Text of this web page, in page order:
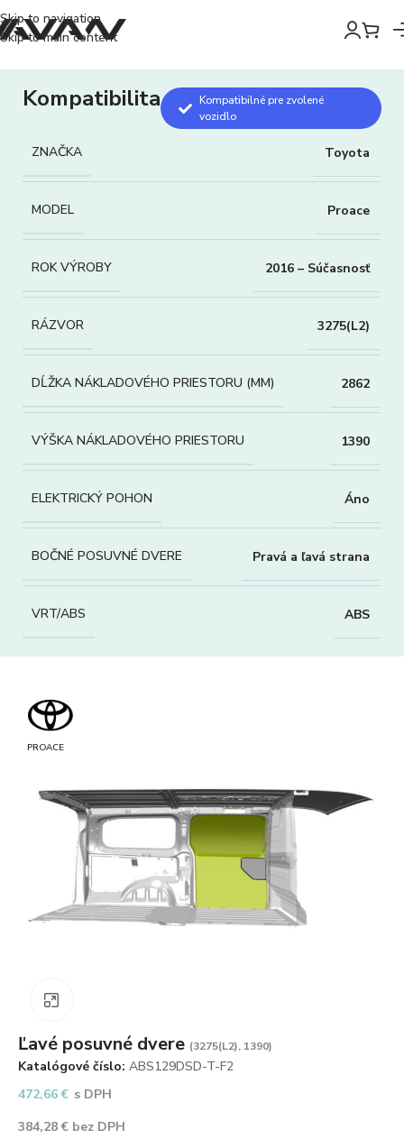
Skip to navigation
Skip to main content
Kompatibilita
Kompatibilné pre zvolené
vozidlo
ZNAČKA Toyota
MODEL Proace
ROK VÝROBY 2016 – Súčasnosť
RÁZVOR 3275(L2)
DĹŽKA NÁKLADOVÉHO PRIESTORU (MM) 2862
VÝŠKA NÁKLADOVÉHO PRIESTORU 1390
ELEKTRICKÝ POHON Áno
BOČNÉ POSUVNÉ DVERE Pravá a ľavá strana
VRT/ABS ABS
PROACE
Ľavé posuvné dvere (3275(L2), 1390)
Katalógové číslo: ABS129DSD-T-F2
472,66€ s DPH
384,28€ bez DPH